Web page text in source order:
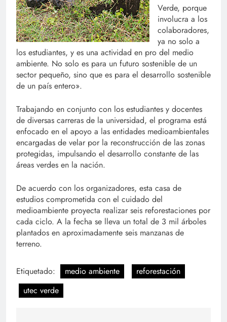
Verde, porque
involucra a los
colaboradores,
ya no solo a
los estudiantes, y es una actividad en pro del medio
ambiente. No solo es para un futuro sostenible de un
sector pequeño, sino que es para el desarrollo sostenible
de un país entero».
Trabajando en conjunto con los estudiantes y docentes
de diversas carreras de la universidad, el programa está
enfocado en el apoyo a las entidades medioambientales
encargadas de velar por la reconstrucción de las zonas
protegidas, impulsando el desarrollo constante de las
áreas verdes en la nación.
De acuerdo con los organizadores, esta casa de
estudios comprometida con el cuidado del
medioambiente proyecta realizar seis reforestaciones por
cada ciclo. A la fecha se lleva un total de 3 mil árboles
plantados en aproximadamente seis manzanas de
terreno.
Etiquetado: medio ambiente
reforestación
utec verde